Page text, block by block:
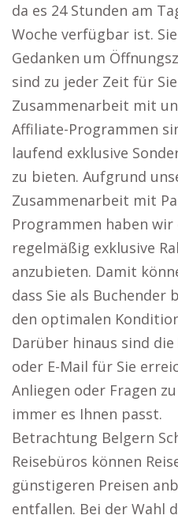
da es 24 Stunden am
Woche verfügbar ist.
Gedanken um
sind zu jeder Zeit für
Zusammenarbeit mit
Affiliate-Programmen
laufend exklusive
zu bieten. Aufgrund
Zusammenarbeit mit
Programmen haben
regelmäßig exklusive
anzubieten. Damit
dass Sie als Buchender
den optimalen
Darüber hinaus sind
oder E-Mail für Sie
Anliegen oder Fragen
immer es Ihnen passt.
Betrachtung Belgern
Reisebüros können
günstigeren Preisen
entfallen. Bei der Wahl